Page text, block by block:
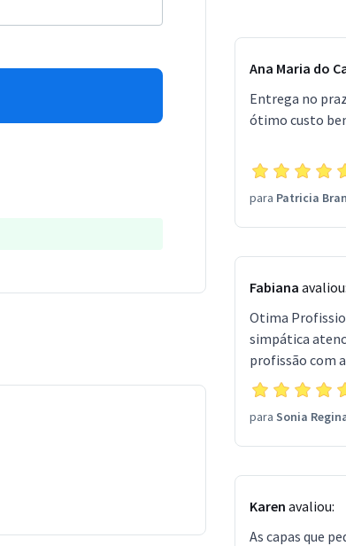
Ana Maria do
Entrega no
ótimo custo
para Patricia
Fabiana avaliou:
Otima
simpática
profissão com
para Sonia
Karen avaliou:
As capas que